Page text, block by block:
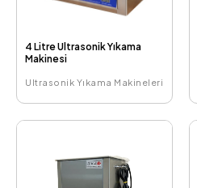
4 Litre Ultrasonik Yıkama
Makinesi
Ultrasonik Yıkama Makineleri